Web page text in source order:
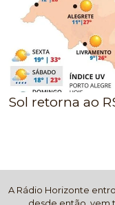
Sol retorna ao
A Rádio Horizonte